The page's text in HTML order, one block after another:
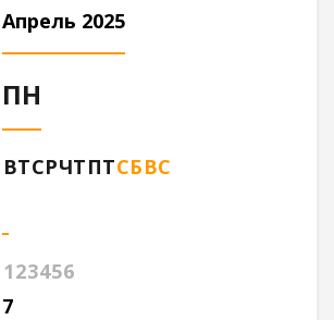
Апрель 2025
ПН
ВТСРЧТПТСБВС
123456
7